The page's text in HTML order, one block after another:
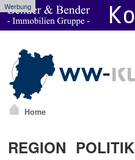
Werbung
Home
REGION POLITIK